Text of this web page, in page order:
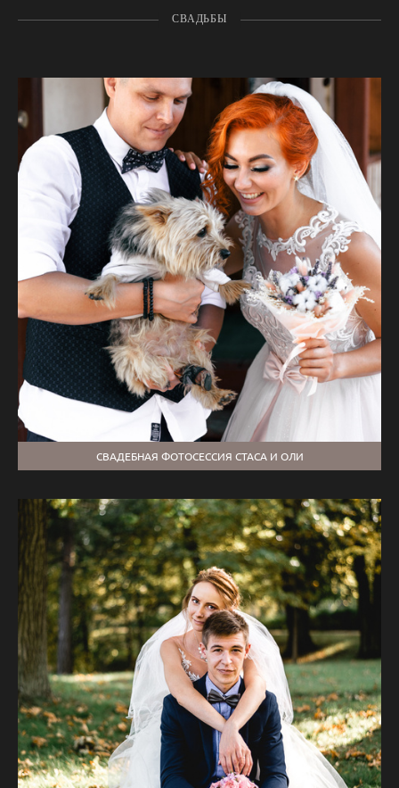
СВАДЬБЫ
СВАДЕБНАЯ ФОТОСЕССИЯ СТАСА И ОЛИ